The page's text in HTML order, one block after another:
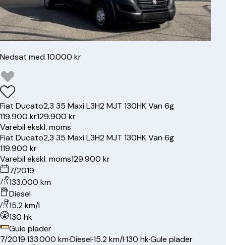
Nedsat med 10.000 kr
Fiat Ducato2,3 35 Maxi L3H2 MJT 130HK Van 6g
119.900 kr129.900 kr
Varebil ekskl. moms
Fiat Ducato2,3 35 Maxi L3H2 MJT 130HK Van 6g
119.900 kr
Varebil ekskl. moms129.900 kr
7/2019
133.000 km
Diesel
15.2 km/l
130 hk
Gule plader
7/2019·133.000 km·Diesel·15.2 km/l·130 hk·Gule plader